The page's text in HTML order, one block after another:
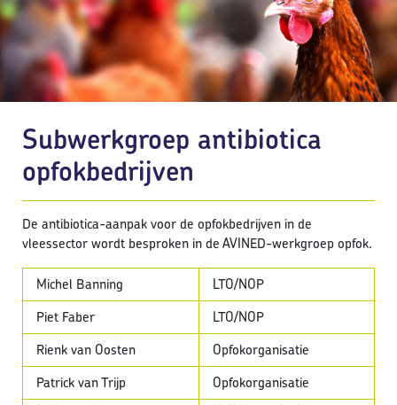
Subwerkgroep antibiotica
opfokbedrijven
De antibiotica-aanpak voor de opfokbedrijven in de
vleessector wordt besproken in de AVINED-werkgroep opfok.
Michel Banning
LTO/NOP
Piet Faber
LTO/NOP
Rienk van Oosten
Opfokorganisatie
Patrick van Trijp
Opfokorganisatie